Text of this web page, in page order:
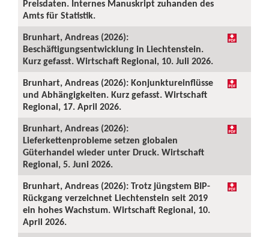
Preisdaten. Internes Manuskript zuhanden des
Amts für Statistik.
Brunhart, Andreas (2026):
Beschäftigungsentwicklung in Liechtenstein.
Kurz gefasst. Wirtschaft Regional, 10. Juli 2026.
Brunhart, Andreas (2026): Konjunktureinflüsse
und Abhängigkeiten. Kurz gefasst. Wirtschaft
Regional, 17. April 2026.
Brunhart, Andreas (2026):
Lieferkettenprobleme setzen globalen
Güterhandel wieder unter Druck. Wirtschaft
Regional, 5. Juni 2026.
Brunhart, Andreas (2026): Trotz jüngstem BIP-
Rückgang verzeichnet Liechtenstein seit 2019
ein hohes Wachstum. Wirtschaft Regional, 10.
April 2026.